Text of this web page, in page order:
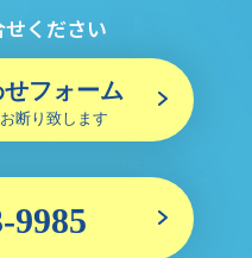
ください